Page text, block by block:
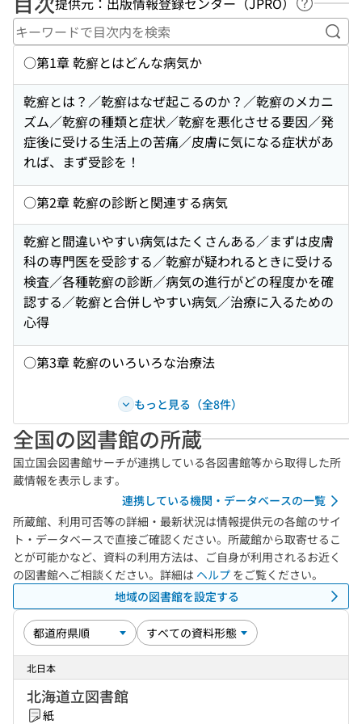
ヘルプペ
キ
○第1章 乾癬とはどんな病気か
乾癬とは？／乾癬はなぜ起こるのか？／乾癬のメカニ
ズム／乾癬の種類と症状／乾癬を悪化させる要因／発
症後に受ける生活上の苦痛／皮膚に気になる症状があ
れば、まず受診を！
○第2章 乾癬の診断と関連する病気
乾癬と間違いやすい病気はたくさんある／まずは皮膚
科の専門医を受診する／乾癬が疑われるときに受ける
検査／各種乾癬の診断／病気の進行がどの程度かを確
認する／乾癬と合併しやすい病気／治療に入るための
心得
○第3章 乾癬のいろいろな治療法
もっと見る（全8件）
全国の図書館の所蔵
国立国会図書館サーチが連携している各図書館等から取得した所
蔵情報を表示します。
連携している機関・データベースの一覧
所蔵館、利用可否等の詳細・最新状況は情報提供元の各館のサイ
ト・データベースで直接ご確認ください。所蔵館から取寄せるこ
とが可能かなど、資料の利用方法は、ご自身が利用されるお近く
の図書館へご相談ください。詳細は ヘルプ をご覧ください。
地域の図書館を設定する
北日本
北海道立図書館
紙